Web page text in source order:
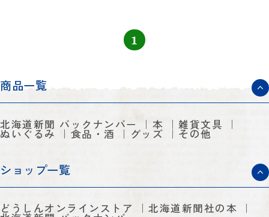
1
商品一覧
北海道新聞 バックナンバー 本 雑貨文具
ぬいぐるみ 食品・酒 グッズ その他
ショップ一覧
どうしんオンラインストア 北海道新聞社の本